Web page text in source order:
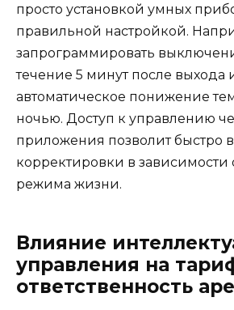
просто установкой умных
правильной настройкой.
запрограммировать
течение 5 минут после выхода
автоматическое понижение
ночью. Доступ к управлению
приложения позволит быстро
корректировки в зависимости
режима жизни.
Влияние
управления на
ответственность